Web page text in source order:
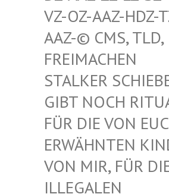
-OZ-AAZ-HDZ-TZ-
Z-© CMS, TLD, FR
EIMACHEN ST
ALKER
BT NOCH
R DIE VON EUCH
WÄHNTEN
N MIR, FÜR DIE
LEGALEN MI